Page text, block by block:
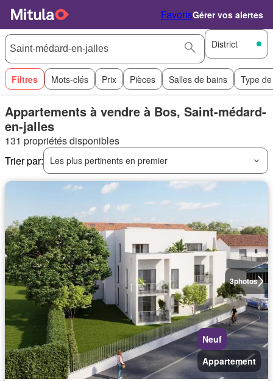
FavorisGérer vos alertes
District
Filtres Mots-clés Prix Pièces Salles de bains Type
Appartements à vendre à Bos, Saint-médard-
en-jalles
131 propriétés disponibles
Trier par:
Les plus pertinents en premier
3photos
Neuf
Appartement